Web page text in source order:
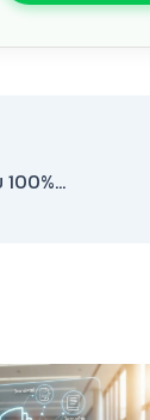
ConforAll จี้ กกต.เปิดคะแนนดิบ 100% ทั้งเลือกตั้ง-ประชามติ ท่ามกลางข้อกังขา